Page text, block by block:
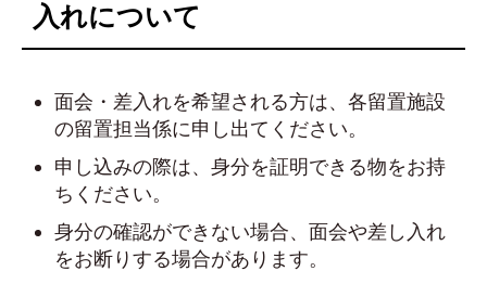
入れについて
面会・差入れを希望される方は、各留置施設
の留置担当係に申し出てください。
申し込みの際は、身分を証明できる物をお持
ちください。
身分の確認ができない場合、面会や差し入れ
をお断りする場合があります。